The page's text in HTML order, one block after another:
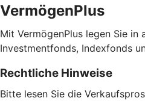
VermögenPlus
Mit VermögenPlus legen Sie in
Investmentfonds, Indexfonds
Rechtliche Hinweise
Bitte lesen Sie die